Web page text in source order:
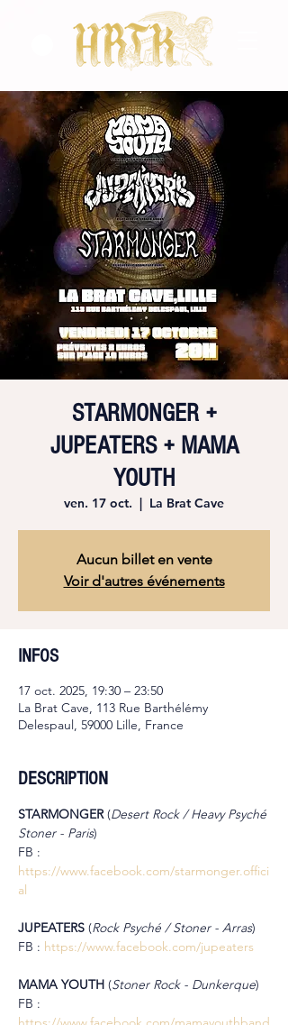
STARMONGER +
JUPEATERS + MAMA
YOUTH
ven. 17 oct.
  |
La Brat Cave
Aucun billet en vente
Voir d'autres événements
INFOS
17 oct. 2025, 19:30 – 23:50
La Brat Cave, 113 Rue Barthélémy
Delespaul, 59000 Lille, France
DESCRIPTION
STARMONGER (Desert Rock / Heavy Psyché
Stoner - Paris)
FB :
https://www.facebook.com/starmonger.offici
al
JUPEATERS (Rock Psyché / Stoner - Arras)
FB : https://www.facebook.com/jupeaters
MAMA YOUTH (Stoner Rock - Dunkerque)
FB :